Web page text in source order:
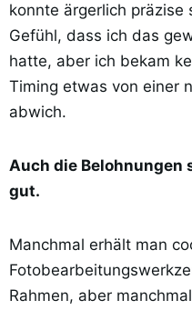
konnte ärgerlich
Gefühl, dass ich das
hatte, aber ich bekam
Timing etwas von einer
abwich.
Auch die Belohnungen
gut.
Manchmal erhält man
Rahmen, aber